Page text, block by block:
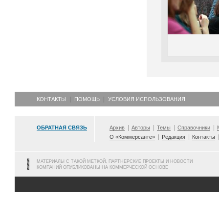
КОНТАКТЫ ПОМОЩЬ УСЛОВИЯ ИСПОЛЬЗОВАНИЯ
ОБРАТНАЯ СВЯЗЬ Архив Авторы Темы Справочники
О «Коммерсанте»
Редакция Контакты
МАТЕРИАЛЫ С ТАКОЙ МЕТКОЙ, ПАРТНЕРСКИЕ ПРОЕКТЫ И НОВОСТИ
КОМПАНИЙ ОПУБЛИКОВАНЫ НА КОММЕРЧЕСКОЙ ОСНОВЕ